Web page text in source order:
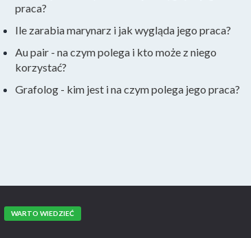
praca?
Ile zarabia marynarz i jak wygląda jego praca?
Au pair - na czym polega i kto może z niego
korzystać?
Grafolog - kim jest i na czym polega jego praca?
WARTO WIEDZIEĆ